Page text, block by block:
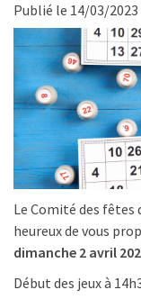
Publié le 14/03/2023
Le Comité des fêtes
heureux de vous
dimanche 2 avril
Début des jeux à